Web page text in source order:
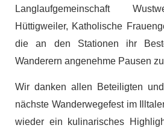
Langlaufgemeinschaft
Hüttigweiler, Katholische
die an den Stationen ihr
Wanderern angenehme Pausen
Wir danken allen Beteiligten
nächste Wanderwegefest im
wieder ein kulinarisches